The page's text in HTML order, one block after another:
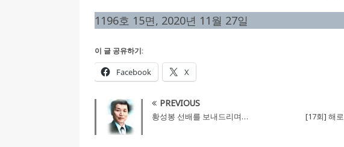
1196호 15면, 2020년 11월 27일
이 글 공유하기:
Facebook X
PREVIOUS
황성봉 선배를 보내드리며…
[17회] 해